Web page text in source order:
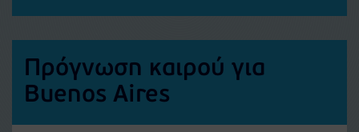
Πρόγνωση καιρού για
Buenos Aires